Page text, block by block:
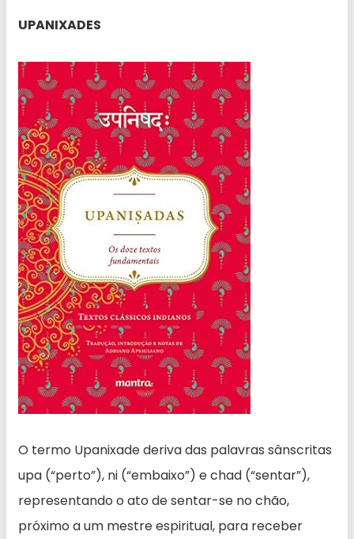
UPANIXADES
O termo Upanixade deriva das palavras sânscritas
upa (“perto”), ni (“embaixo”) e chad (“sentar”),
representando o ato de sentar-se no chão,
próximo a um mestre espiritual, para receber